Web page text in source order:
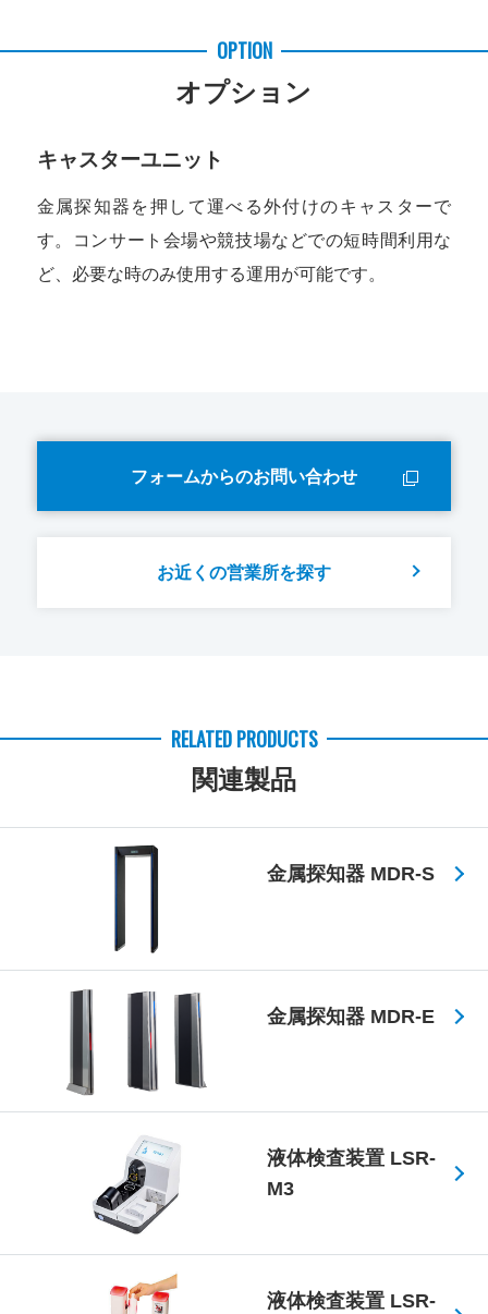
OPTION
オプション
キャスターユニット
金属探知器を押して運べる外付けのキャスターで
す。コンサート会場や競技場などでの短時間利用な
ど、必要な時のみ使用する運用が可能です。
フォームからのお問い合わせ
お近くの営業所を探す
RELATED PRODUCTS
関連製品
金属探知器 MDR-S
金属探知器 MDR-E
液体検査装置 LSR-
M3
液体検査装置 LSR-